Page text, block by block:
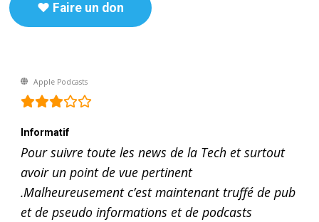
♥️ Faire un don
Apple Podcasts
Informatif
Pour suivre toute les news de la Tech et surtout
avoir un point de vue pertinent
.Malheureusement c’est maintenant truffé de pub
et de pseudo informations et de podcasts